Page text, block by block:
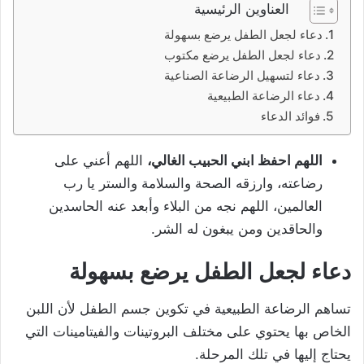
العناوين الرئيسية
دعاء لجعل الطفل يرضع بسهولة
دعاء لجعل الطفل يرضع مكتوب
دعاء لتسهيل الرضاعة الصناعية
دعاء الرضاعة الطبيعية
فوائد الدعاء
اللهم احفظ ابني الحبيب الغالي، اللهم أعني على
رضاعته، وارزقه الصحة والسلامة والستر يا رب
العالمين، اللهم نجه من البلاء وأبعد عنه الحاسدين
والحاقدين ومن يبغون له الشر.
دعاء لجعل الطفل يرضع بسهولة
تساهم الرضاعة الطبيعية في تكوين جسم الطفل لأن اللبن
الخاص بها يحتوي على مختلف البروتينات والفيتامينات التي
يحتاج إليها في تلك المرحلة.